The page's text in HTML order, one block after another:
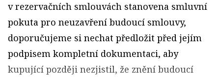
v rezervačních smlouvách stanovena smluvní
pokuta pro neuzavření budoucí smlouvy,
doporučujeme si nechat předložit před jejím
podpisem kompletní dokumentaci, aby
kupující později nezjistil, že znění budoucí